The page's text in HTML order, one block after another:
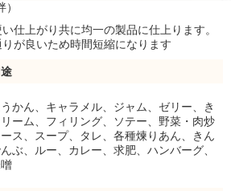
仕上がり共に均一の製品に仕上ります。
が良いため時間短縮になります
かん、キャラメル、ジャム、ゼリー、き
ーム、フィリング、ソテー、野菜・肉炒
ス、スープ、タレ、各種煉りあん、きん
ぶ、ルー、カレー、求肥、ハンバーグ、